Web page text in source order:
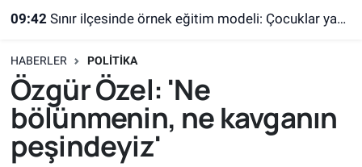
09:42 Sınır ilçesinde örnek eğitim modeli: Çocuklar yazın ekran yerine etkinlikleri seçti
HABERLER POLITIKA
Özgür Özel: 'Ne
bölünmenin, ne kavganın
peşindeyiz'
Süper Lig Puan Durumu ve Fikstür
Tüm Manşetler
Son Dakika Haberleri